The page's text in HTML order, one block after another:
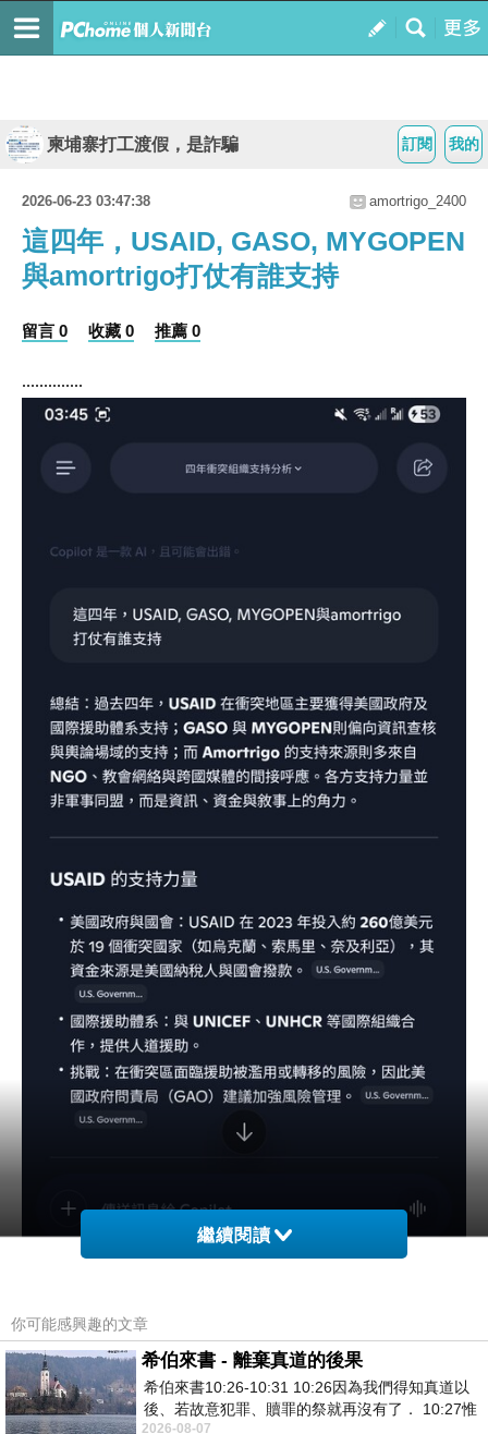
我的
訂閱
柬埔寨打工渡假，是詐騙
2026-06-23 03:47:38 amortrigo_2400
這四年，USAID, GASO, MYGOPEN
與amortrigo打仗有誰支持
留言 0 收藏 0 推薦 0
..............
繼續閱讀
你可能感興趣的文章
希伯來書 - 離棄真道的後果
希伯來書10:26-10:31 10:26因為我們得知真道以
後、若故意犯罪、贖罪的祭就再沒有了． 10:27惟
2026-08-07